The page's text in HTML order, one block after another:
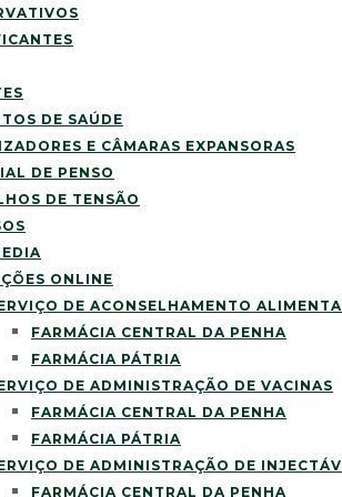
DE SAÚDE
E CÂMARAS EXPANSORAS
DE PENSO
DE TENSÃO
ONLINE
DE ACONSELHAMENTO
FARMÁCIA CENTRAL DA PENHA
FARMÁCIA PÁTRIA
DE ADMINISTRAÇÃO DE VACINAS
FARMÁCIA CENTRAL DA PENHA
FARMÁCIA PÁTRIA
DE ADMINISTRAÇÃO DE
FARMÁCIA CENTRAL DA PENHA